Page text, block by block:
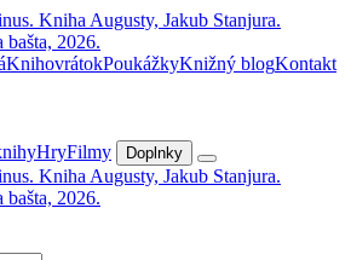
KnihovrátokPoukážkyKnižný blogKontakt
HryFilmy Doplnky